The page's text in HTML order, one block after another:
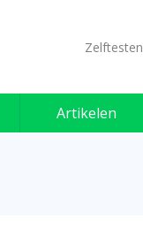
Zelftesten
Artikelen